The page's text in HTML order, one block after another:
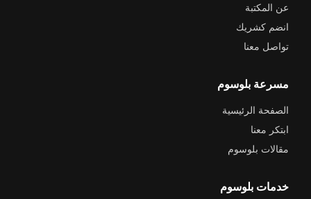
عن المكتبة
انضم كشريك
تواصل معنا
مسرعة بلوسوم
الصفحة الرئيسية
ابتكر معنا
مقالات بلوسوم
خدمات بلوسوم